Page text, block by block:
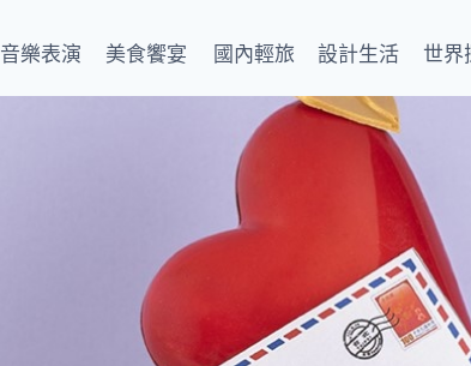
音樂表演 美食饗宴 國內輕旅 設計生活 世界